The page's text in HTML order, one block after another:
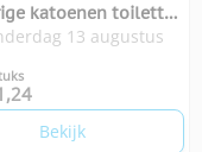
katoenen toilettas
13 augustus
Bekijk